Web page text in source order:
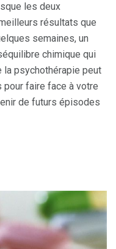
les deux
résultats que
semaines, un
chimique qui
la psychothérapie peut
faire face à votre
de futurs épisodes